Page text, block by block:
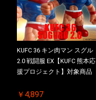
KUFC 36 キン肉マン スグル
2.0 戦闘服 EX【KUFC 熊本応
援プロジェクト】対象商品
￥4,897